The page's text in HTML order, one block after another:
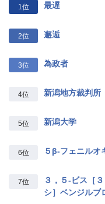
1位 最遅
2位 邂逅
3位 為政者
4位 新潟地方裁判所
5位 新潟大学
6位 ５β‐フェニルオ
7位
３，５‐ビス［
シ］ベンジルブ